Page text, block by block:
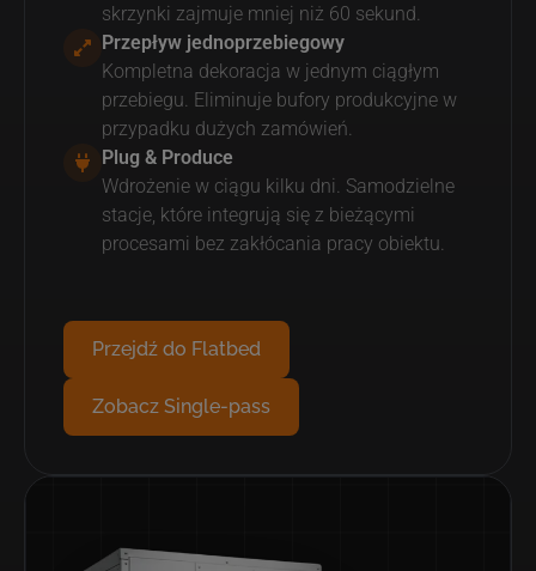
skrzynki zajmuje mniej niż 60 sekund.
Przepływ jednoprzebiegowy
Kompletna dekoracja w jednym ciągłym
przebiegu. Eliminuje bufory produkcyjne w
przypadku dużych zamówień.
Plug & Produce
Wdrożenie w ciągu kilku dni. Samodzielne
stacje, które integrują się z bieżącymi
procesami bez zakłócania pracy obiektu.
Przejdź do Flatbed
Zobacz Single-pass